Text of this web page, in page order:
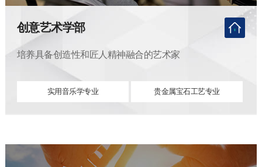
创意艺术学部
培养具备创造性和匠人精神融合的艺术家
实用音乐学专业 贵金属宝石工艺专业